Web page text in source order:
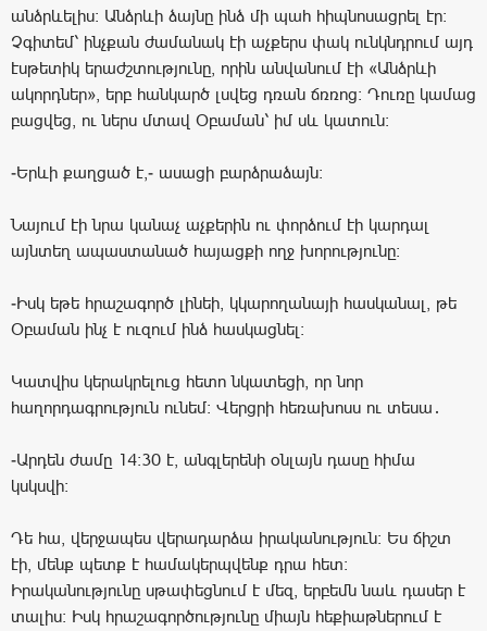
անձրևելիս։ Անձրևի ձայնը ինձ մի պահ հիպնոսացրել էր։
Չգիտեմ՝ ինչքան ժամանակ էի աչքերս փակ ունկնդրում այդ
էսթետիկ երաժշտությունը, որին անվանում էի «Անձրևի
ակորդներ», երբ հանկարծ լսվեց դռան ճռռոց։ Դուռը կամաց
բացվեց, ու ներս մտավ Օբաման՝ իմ սև կատուն։
-Երևի քաղցած է,- ասացի բարձրաձայն։
Նայում էի նրա կանաչ աչքերին ու փորձում էի կարդալ
այնտեղ ապաստանած հայացքի ողջ խորությունը։
-Իսկ եթե հրաշագործ լինեի, կկարողանայի հասկանալ, թե
Օբաման ինչ է ուզում ինձ հասկացնել։
Կատվիս կերակրելուց հետո նկատեցի, որ նոր
հաղորդագրություն ունեմ։ Վերցրի հեռախոսս ու տեսա․
-Արդեն ժամը 14:30 է, անգլերենի օնլայն դասը հիմա
կսկսվի։
Դե հա, վերջապես վերադարձա իրականություն։ Ես ճիշտ
էի, մենք պետք է համակերպվենք դրա հետ։
Իրականությունը սթափեցնում է մեզ, երբեմն նաև դասեր է
տալիս։ Իսկ հրաշագործությունը միայն հեքիաթներում է